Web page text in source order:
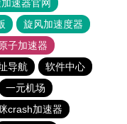
速器官网
旋风加速度器
子加速器
导航
软件中心
一元机场
crash加速器